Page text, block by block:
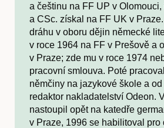
a češtinu na FF UP v Olomouci,
a CSc. získal na FF UK v
dráhu v oboru dějin německé
v roce 1964 na FF v Prešově a
v Praze; zde mu v roce 1974
pracovní smlouva. Poté
němčiny na jazykové škole a
redaktor nakladatelství Odeon.
nastoupil opět na katedře
v Praze, 1996 se habilitoval pro